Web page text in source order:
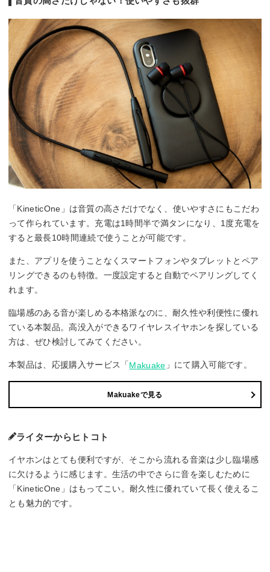
「KineticOne」は音質の高さだけでなく、使いやすさにもこだわ
って作られています。充電は1時間半で満タンになり、1度充電を
すると最長10時間連続で使うことが可能です。
また、アプリを使うことなくスマートフォンやタブレットとペア
リングできるのも特徴。一度設定すると自動でペアリングしてく
れます。
臨場感のある音が楽しめる本格派なのに、耐久性や利便性に優れ
ている本製品。高没入ができるワイヤレスイヤホンを探している
方は、ぜひ検討してみてください。
本製品は、応援購入サービス「Makuake 」にて購入可能です。
Makuakeで見る
ライターからヒトコト
イヤホンはとても便利ですが、そこから流れる音楽は少し臨場感
に欠けるように感じます。生活の中でさらに音を楽しむために
「KineticOne」はもってこい。耐久性に優れていて長く使えるこ
とも魅力的です。